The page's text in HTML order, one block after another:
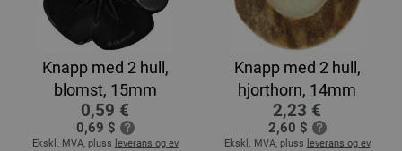
Knapp med 2 hull,
blomst, 15mm
0,59 €
0,69 $
Ekskl. MVA, pluss leverans og ev
Knapp med 2 hull,
hjorthorn, 14mm
2,23 €
2,60 $
Ekskl. MVA, pluss leverans og ev